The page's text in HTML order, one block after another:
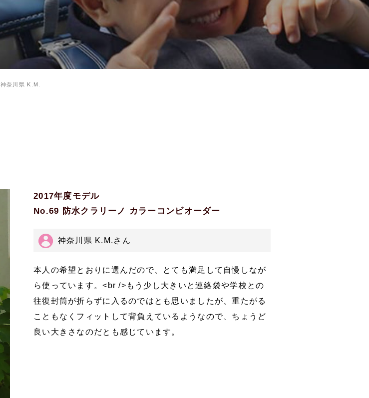
神奈川県 K.M.
2017年度モデル
No.69 防水クラリーノ カラーコンビオーダー
神奈川県 K.M.さん
本人の希望とおりに選んだので、とても満足して自慢しなが
ら使っています。<br />もう少し大きいと連絡袋や学校との
往復封筒が折らずに入るのではとも思いましたが、重たがる
こともなくフィットして背負えているようなので、ちょうど
良い大きさなのだとも感じています。